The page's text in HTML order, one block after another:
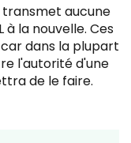
transmet aucune
à la nouvelle. Ces
dans la plupart
l'autorité d'une
de le faire.